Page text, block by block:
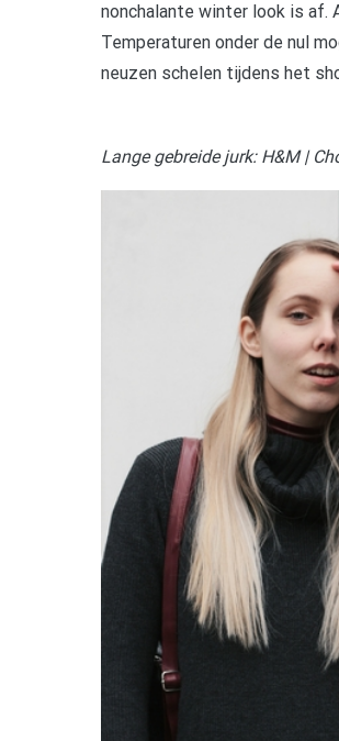
nonchalante winter look is af.
Temperaturen onder de nul
neuzen schelen tijdens het
Lange gebreide jurk: H&M |